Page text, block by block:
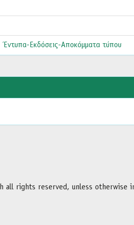
Έντυπα-Εκδόσεις-Αποκόμματα τύπου
rights reserved, unless otherwise